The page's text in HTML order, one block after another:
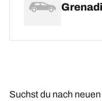
Suchst du nach